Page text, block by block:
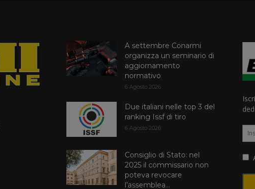
A settembre Conarmi
organizza un seminario di
aggiornamento
normativo
6 Agosto 2026
Due italiani nelle top 3 del
ranking Issf di tiro
6 Agosto 2026
Consiglio di Stato: nel
2025 il commissario non
poteva revocare
l’assemblea...